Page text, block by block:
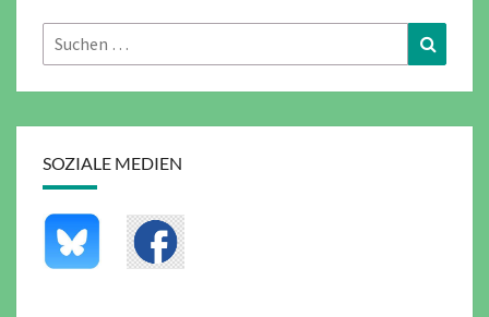
Suchen
nach:
SOZIALE MEDIEN